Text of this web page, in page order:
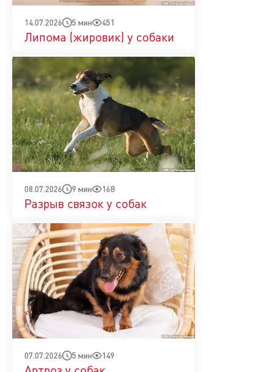
14.07.2026 5 мин 451
Липома (жировик) у собаки
08.07.2026 9 мин 168
Разрыв связок у собак
07.07.2026 5 мин 149